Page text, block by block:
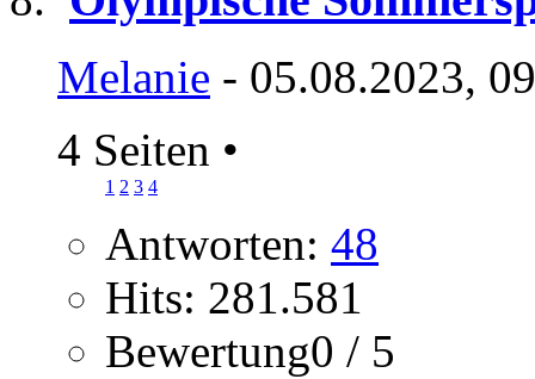
Melanie - 05.08.2023,
4 Seiten •
1 2 3 4
Antworten: 48
Hits: 281.581
Bewertung0 / 5